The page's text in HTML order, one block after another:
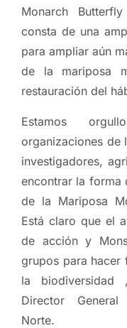
Monarch
consta de una
para ampliar aún
de la mariposa
restauración del
Estamos
organizaciones de
investigadores,
encontrar la forma
de la Mariposa
Está claro que el
de acción y
grupos para hacer
la biodiversidad
Director
Norte.